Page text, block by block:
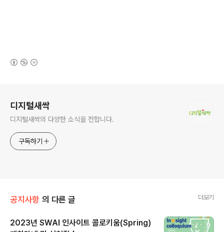
디지털새싹
디지털새싹의 다양한 소식을 전합니다.
구독하기
공지사항 의 다른 글 더보기
2023년 SWAI 인사이트 콜로키움(Spring)